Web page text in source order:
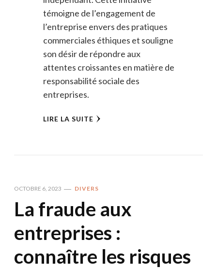
témoigne de l’engagement de
l’entreprise envers des pratiques
commerciales éthiques et souligne
son désir de répondre aux
attentes croissantes en matière de
responsabilité sociale des
entreprises.
LIRE LA SUITE
OCTOBRE 6, 2023 DIVERS
La fraude aux
entreprises :
connaître les risques